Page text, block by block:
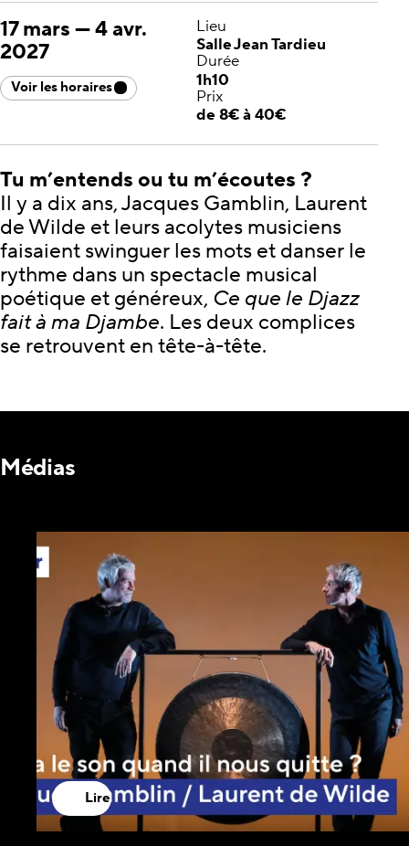
17 mars —4 avr.
2027
Voir les horaires
Lieu
Salle Jean Tardieu
Durée
1h10
Prix
de 8€ à 40€
Tu m’entends ou tu m’écoutes ?
Il y a dix ans, Jacques Gamblin, Laurent
de Wilde et leurs acolytes musiciens
faisaient swinguer les mots et danser le
rythme dans un spectacle musical
poétique et généreux, Ce que le Djazz
fait à ma Djambe. Les deux complices
se retrouvent en tête-à-tête.
Médias
Lire